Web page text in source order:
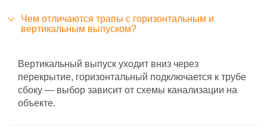
Чем отличаются трапы с горизонтальным и
вертикальным выпуском?
Вертикальный выпуск уходит вниз через
перекрытие, горизонтальный подключается к трубе
сбоку — выбор зависит от схемы канализации на
объекте.